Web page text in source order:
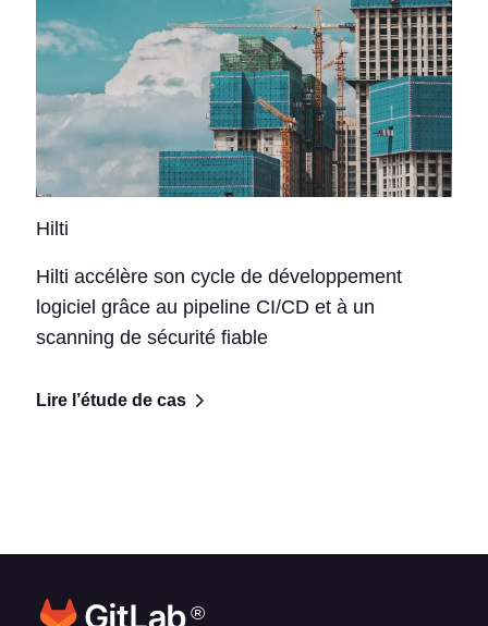
Hilti
Hilti accélère son cycle de développement
logiciel grâce au pipeline CI/CD et à un
scanning de sécurité fiable
Lire l’étude de cas
®